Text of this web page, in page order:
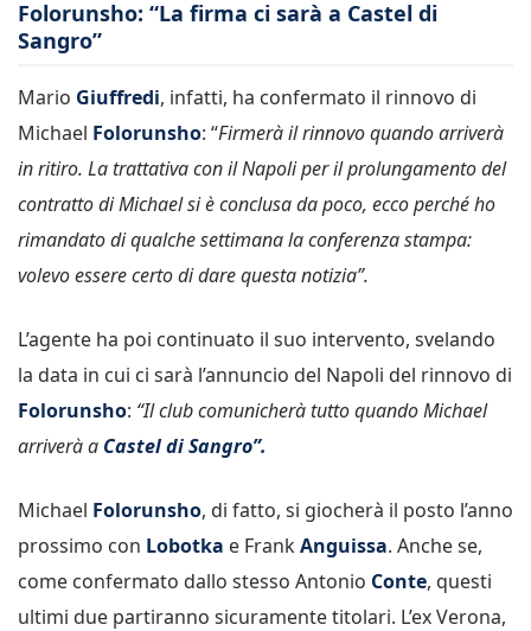
Folorunsho: “La firma ci sarà a Castel di
Sangro”
Mario Giuffredi, infatti, ha confermato il rinnovo di
Michael Folorunsho: “Firmerà il rinnovo quando arriverà
in ritiro. La trattativa con il Napoli per il prolungamento del
contratto di Michael si è conclusa da poco, ecco perché ho
rimandato di qualche settimana la conferenza stampa:
volevo essere certo di dare questa notizia”.
L’agente ha poi continuato il suo intervento, svelando
la data in cui ci sarà l’annuncio del Napoli del rinnovo di
Folorunsho: “Il club comunicherà tutto quando Michael
arriverà a Castel di Sangro”.
Michael Folorunsho, di fatto, si giocherà il posto l’anno
prossimo con Lobotka e FrankAnguissa. Anche se,
come confermato dallo stesso Antonio Conte, questi
ultimi due partiranno sicuramente titolari. L’ex Verona,